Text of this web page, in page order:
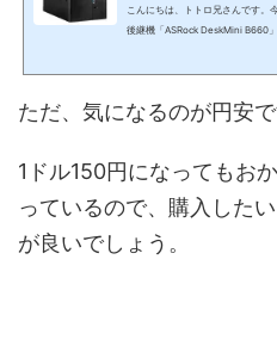
こんにちは、トトロ兄さんです。
後継機「ASRock DeskMini B660
場か？という「うわさ」です。な
ただ、気になるのが円安で
1ドル150円になってもお
っているので、購入した
が良いでしょう。